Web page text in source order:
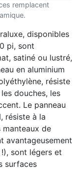
remplacent
disponibles
pi, sont
satiné ou lustré,
en aluminium
résiste
douches, les
Le panneau
résiste à la
de
avantageusement
sont légers et
surfaces